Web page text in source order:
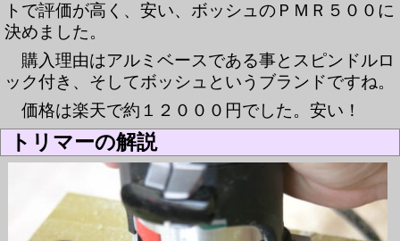
トで評価が高く、安い、ボッシュのＰＭＲ５００に
決めました。
購入理由はアルミベースである事とスピンドルロ
ック付き、そしてボッシュというブランドですね。
価格は楽天で約１２０００円でした。安い！
トリマーの解説